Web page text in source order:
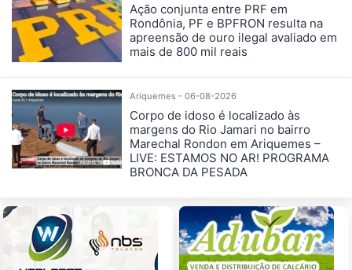
Ação conjunta entre PRF em
Rondônia, PF e BPFRON resulta na
apreensão de ouro ilegal avaliado em
mais de 800 mil reais
Ariquemes - 06-08-2026
Corpo de idoso é localizado às
margens do Rio Jamari no bairro
Marechal Rondon em Ariquemes –
LIVE: ESTAMOS NO AR! PROGRAMA
BRONCA DA PESADA